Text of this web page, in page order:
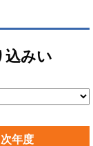
込みい
次年度